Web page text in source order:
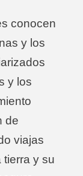
conocen
y los
y los
de
viajas
y su